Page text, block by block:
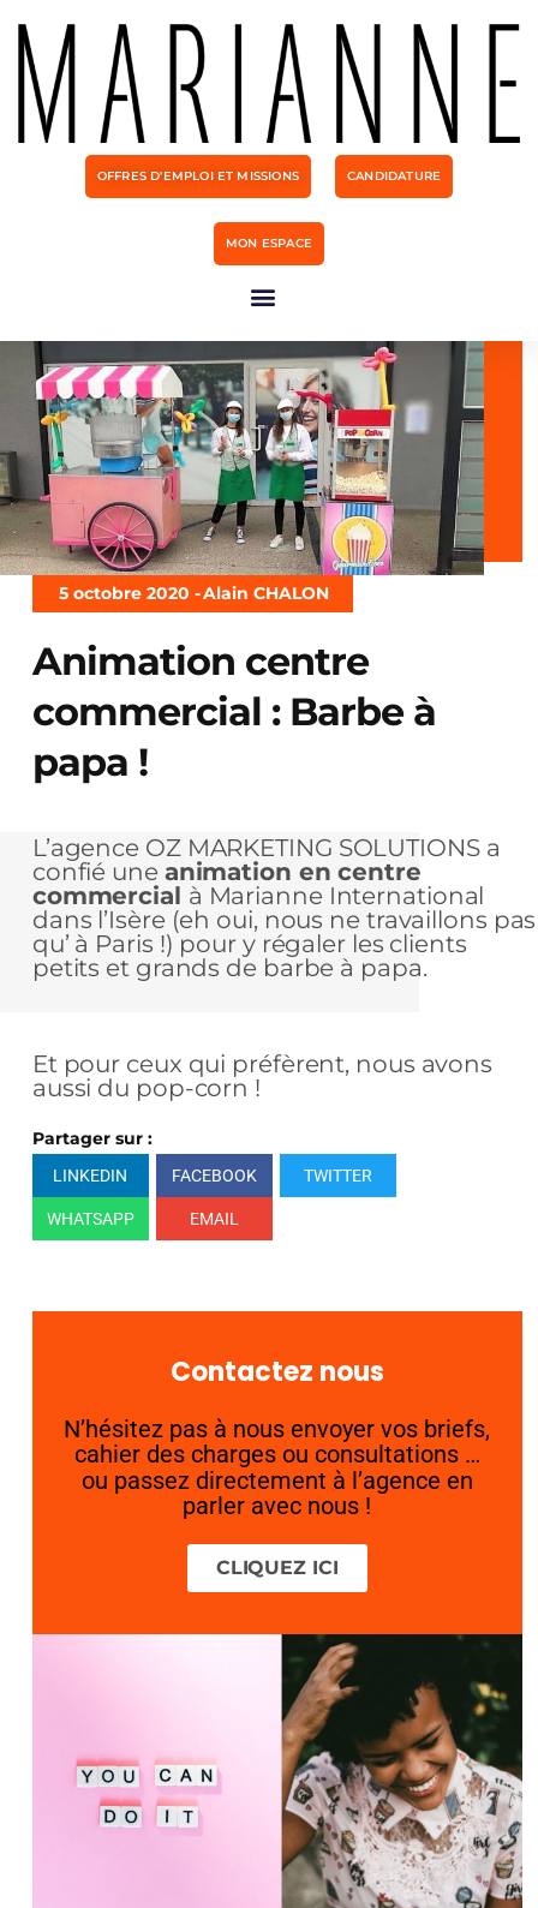
OFFRES D'EMPLOI ET MISSIONS CANDIDATURE
MON ESPACE
5 octobre 2020 -Alain CHALON
Animation centre
commercial : Barbe à
papa !
L’agence OZ MARKETING SOLUTIONS a
confié une animation en centre
commercial à Marianne International
dans l’Isère (eh oui, nous ne travaillons pas
qu’ à Paris !) pour y régaler les clients
petits et grands de barbe à papa.
Et pour ceux qui préfèrent, nous avons
aussi du pop-corn !
Partager sur :
LINKEDIN FACEBOOK TWITTER
WHATSAPP EMAIL
Contactez nous
N’hésitez pas à nous envoyer vos briefs,
cahier des charges ou consultations …
ou passez directement à l’agence en
parler avec nous !
CLIQUEZ ICI